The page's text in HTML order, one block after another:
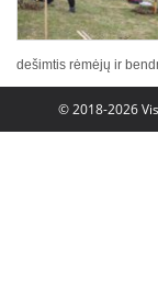
dešimtis rėmėjų ir
© 2018-2026